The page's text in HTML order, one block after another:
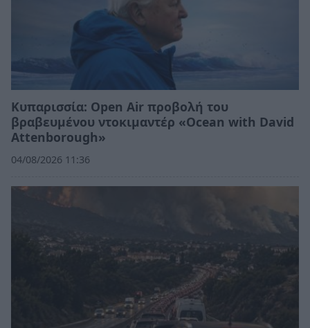
Κυπαρισσία: Open Air προβολή του
βραβευμένου ντοκιμαντέρ «Ocean with David
Attenborough»
04/08/2026 11:36